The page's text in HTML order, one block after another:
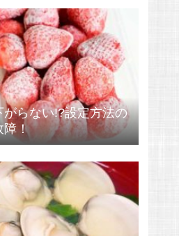
らない!?設定方法の
障！